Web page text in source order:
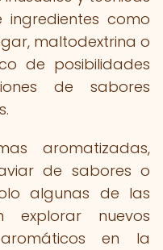
ingredientes como
maltodextrina o
de posibilidades
de sabores
aromatizadas,
de sabores o
algunas de las
explorar nuevos
en la